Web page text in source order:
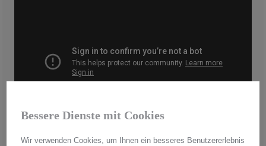
Bessere Dienste mit Cookies
Wir verwenden Cookies, um Ihnen ein besseres Benutzererlebnis